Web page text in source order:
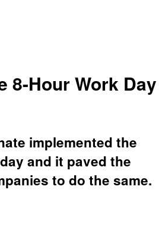
8-Hour Work Day
implemented the
and it paved the
to do the same.